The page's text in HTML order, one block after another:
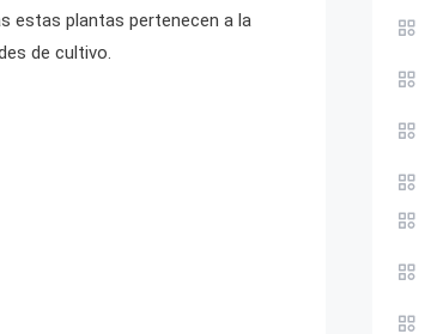
estas plantas pertenecen a la
de cultivo.